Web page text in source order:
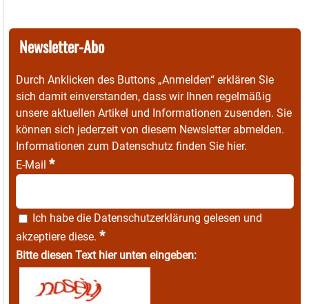
Newsletter-Abo
Durch Anklicken des Buttons „Anmelden“ erklären Sie
sich damit einverstanden, dass wir Ihnen regelmäßig
unsere aktuellen Artikel und Informationen zusenden. Sie
können sich jederzeit von diesem Newsletter abmelden.
Informationen zum Datenschutz finden Sie hier.
E-Mail *
Ich habe die Datenschutzerklärung gelesen und
akzeptiere diese. *
Bitte diesen Text hier unten eingeben: